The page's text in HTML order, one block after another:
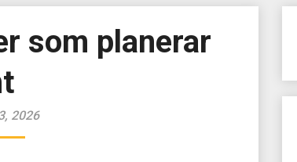
som planerar
2026